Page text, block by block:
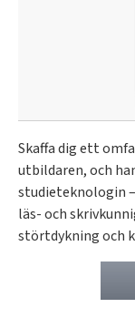
Skaffa dig ett
utbildaren, och
studieteknologin
läs- och
störtdykning och